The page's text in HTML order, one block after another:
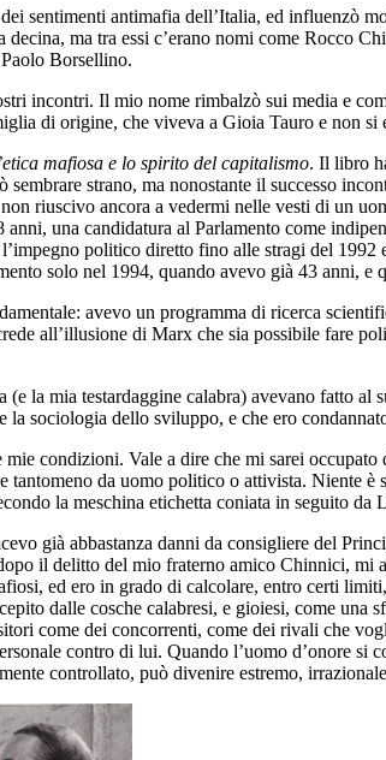
sentimenti antimafia dell’Italia, ed influenzò
ma tra essi c’erano nomi come Rocco
Borsellino.
incontri. Il mio nome rimbalzò sui media e
di origine, che viveva a Gioia Tauro e non
mafiosa e lo spirito del capitalismo. Il libro
strano, ma nonostante il successo
riuscivo ancora a vedermi nelle vesti di un
una candidatura al Parlamento come
politico diretto fino alle stragi del
solo nel 1994, quando avevo già 43 anni, e
avevo un programma di ricerca
all’illusione di Marx che sia possibile fare
(e la mia testardaggine calabra) avevano fatto
la sociologia dello sviluppo, e che ero
condizioni. Vale a dire che mi sarei
tantomeno da uomo politico o attivista. Niente è
la meschina etichetta coniata in seguito da
già abbastanza danni da consigliere del
il delitto del mio fraterno amico Chinnici, mi
ed ero in grado di calcolare, entro certi
dalle cosche calabresi, e gioiesi, come una
come dei concorrenti, come dei rivali che
contro di lui. Quando l’uomo d’onore si
controllato, può divenire estremo,